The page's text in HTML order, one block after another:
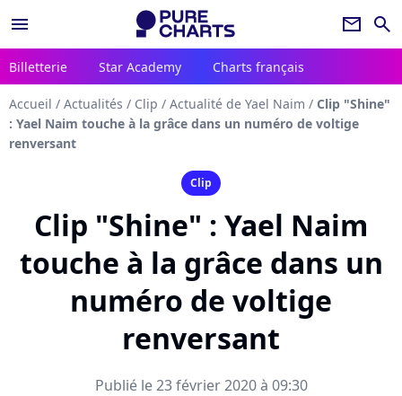
menu newsletter search
Billetterie Star Academy Charts français
Accueil / Actualités / Clip / Actualité de Yael Naim / Clip "Shine"
: Yael Naim touche à la grâce dans un numéro de voltige
renversant
Clip
Clip "Shine" : Yael Naim
touche à la grâce dans un
numéro de voltige
renversant
Publié le 23 février 2020 à 09:30